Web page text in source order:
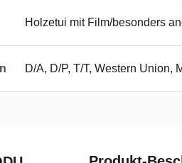
Holzetui mit Film/besonders
D/A, D/P, T/T, Western Union,